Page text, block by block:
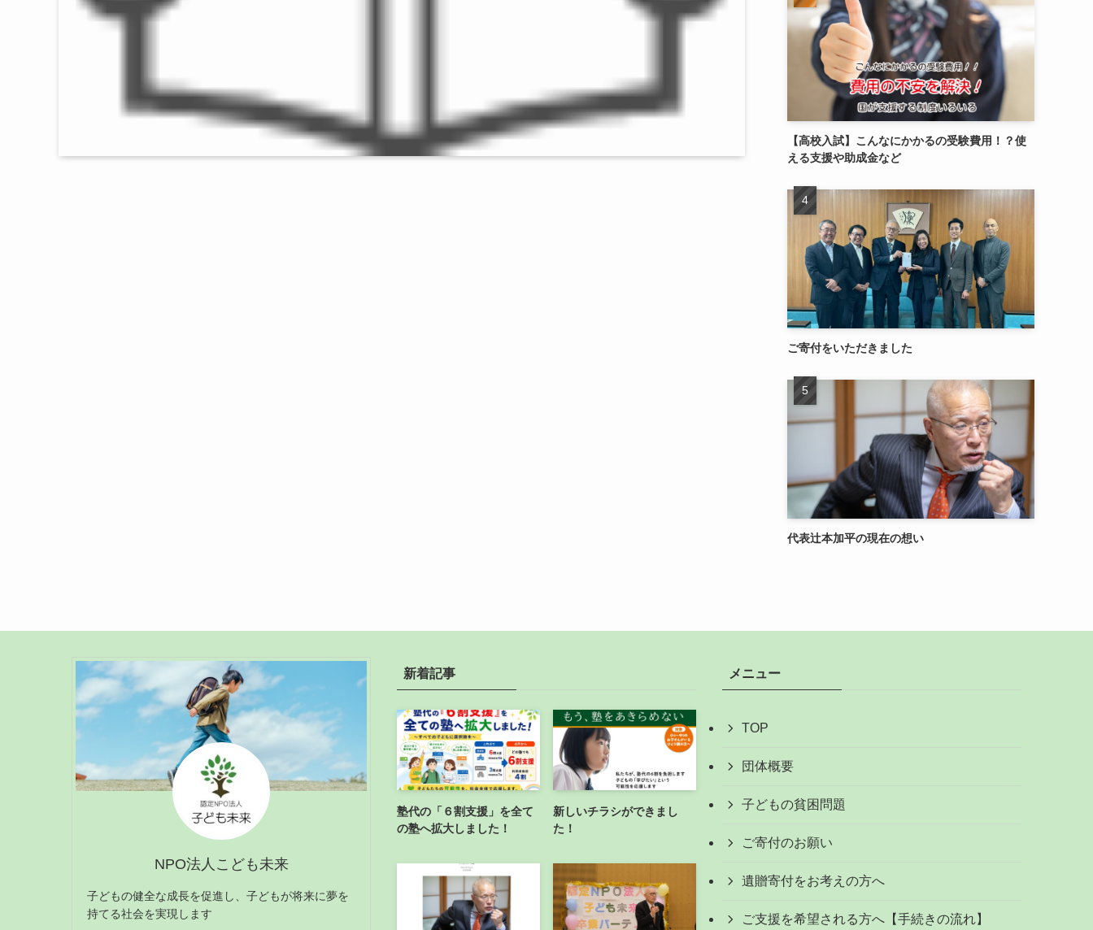
【高校入試】こんなにかかるの受験費用！？使
える支援や助成金など
ご寄付をいただきました
代表辻本加平の現在の想い
NPO法人こども未来
子どもの健全な成長を促進し、子どもが将来に夢を
持てる社会を実現します
新着記事
塾代の「６割支援」を全て
の塾へ拡大しました！
新しいチラシができまし
た！
メニュー
TOP
団体概要
子どもの貧困問題
ご寄付のお願い
遺贈寄付をお考えの方へ
ご支援を希望される方へ【手続きの流れ】